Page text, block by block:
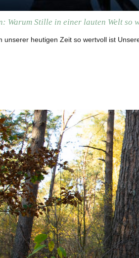
Warum Stille in einer lauten Welt so
unserer heutigen Zeit so wertvoll ist